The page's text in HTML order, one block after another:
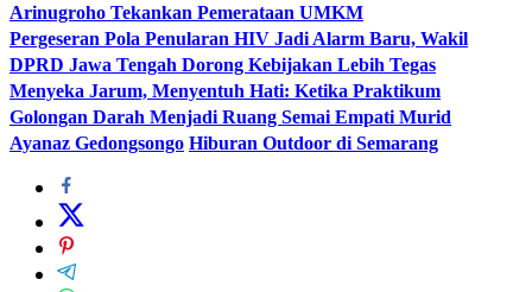
Arinugroho Tekankan Pemerataan UMKM
Pergeseran Pola Penularan HIV Jadi Alarm Baru, Wakil
DPRD Jawa Tengah Dorong Kebijakan Lebih Tegas
Menyeka Jarum, Menyentuh Hati: Ketika Praktikum
Golongan Darah Menjadi Ruang Semai Empati Murid
Ayanaz Gedongsongo Hiburan Outdoor di Semarang